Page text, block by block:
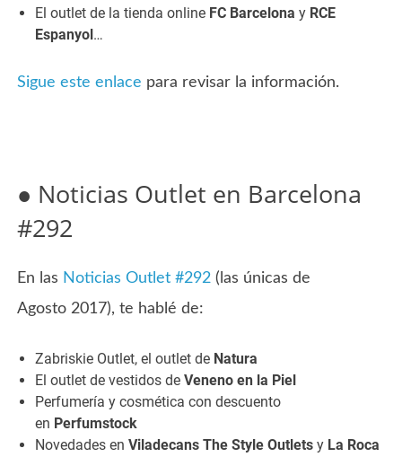
El outlet de la tienda online FC Barcelona y RCE
Espanyol…
Sigue este enlace para revisar la información.
● Noticias Outlet en Barcelona
#292
En las Noticias Outlet #292 (las únicas de
Agosto 2017), te hablé de:
Zabriskie Outlet, el outlet de Natura
El outlet de vestidos deVeneno en la Piel
Perfumería y cosmética con descuento
en Perfumstock
Novedades enViladecans The Style Outlets y La Roca